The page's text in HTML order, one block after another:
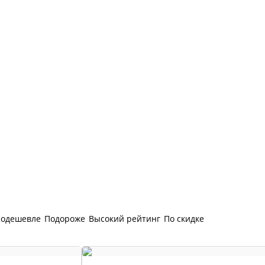
Подороже Высокий рейтинг По скидке